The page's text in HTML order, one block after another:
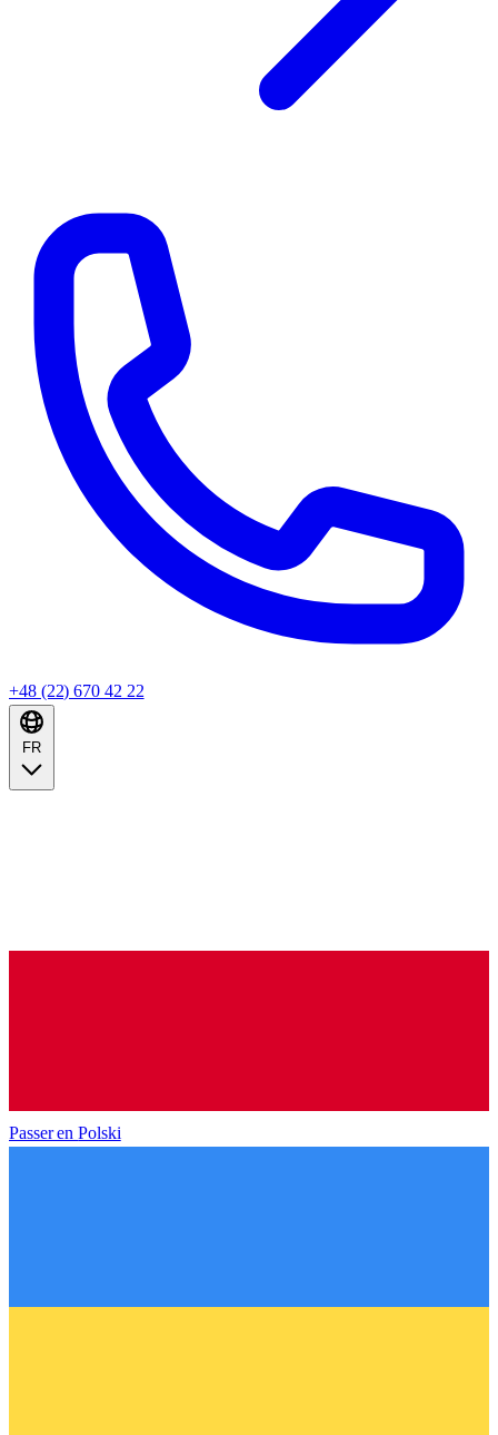
+48 (22) 670 42 22
Passer enPolski